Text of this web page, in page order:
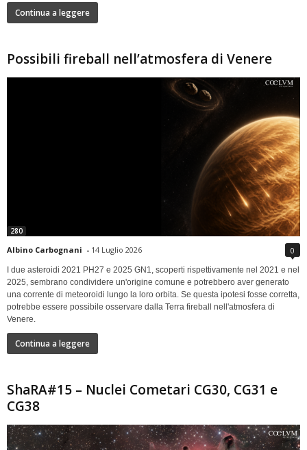
Continua a leggere
Possibili fireball nell’atmosfera di Venere
280
Albino Carbognani - 14 Luglio 2026 0
I due asteroidi 2021 PH27 e 2025 GN1, scoperti rispettivamente nel 2021 e nel
2025, sembrano condividere un'origine comune e potrebbero aver generato
una corrente di meteoroidi lungo la loro orbita. Se questa ipotesi fosse corretta,
potrebbe essere possibile osservare dalla Terra fireball nell'atmosfera di
Venere.
Continua a leggere
ShaRA#15 – Nuclei Cometari CG30, CG31 e
CG38